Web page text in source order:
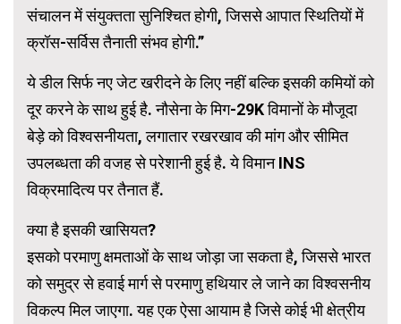
संचालन में संयुक्तता सुनिश्चित होगी, जिससे आपात स्थितियों में
क्रॉस-सर्विस तैनाती संभव होगी.”
ये डील सिर्फ नए जेट खरीदने के लिए नहीं बल्कि इसकी कमियों को
दूर करने के साथ हुई है. नौसेना के मिग-29K विमानों के मौजूदा
बेड़े को विश्वसनीयता, लगातार रखरखाव की मांग और सीमित
उपलब्धता की वजह से परेशानी हुई है. ये विमान INS
विक्रमादित्य पर तैनात हैं.
क्या है इसकी खासियत?
इसको परमाणु क्षमताओं के साथ जोड़ा जा सकता है, जिससे भारत
को समुद्र से हवाई मार्ग से परमाणु हथियार ले जाने का विश्वसनीय
विकल्प मिल जाएगा. यह एक ऐसा आयाम है जिसे कोई भी क्षेत्रीय